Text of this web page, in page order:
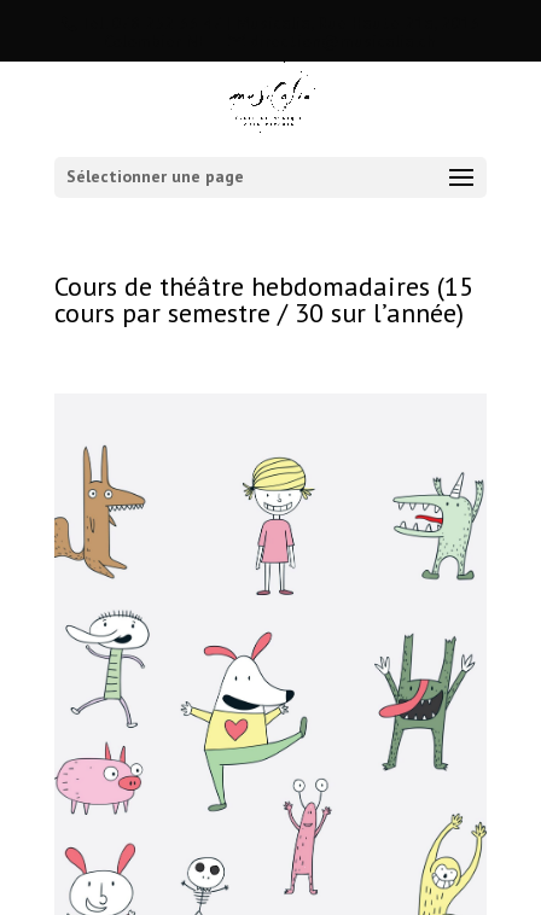
Sélectionner une page
Cours de théâtre hebdomadaires (15
cours par semestre / 30 sur l’année)